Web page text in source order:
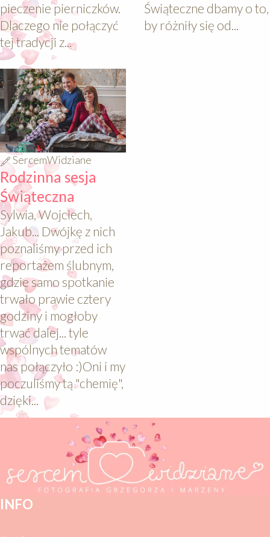
pieczenie pierniczków.
Dlaczego nie połączyć
tej tradycji z...
Świąteczne dbamy o to,
by różniły się od...
640
SercemWidziane
Rodzinna sesja
Świąteczna
Sylwia, Wojciech,
Jakub... Dwójkę z nich
poznaliśmy przed ich
reportażem ślubnym,
gdzie samo spotkanie
trwało prawie cztery
godziny i mogłoby
trwać dalej... tyle
wspólnych tematów
nas połączyło :)Oni i my
poczuliśmy tą "chemię",
dzięki...
INFO